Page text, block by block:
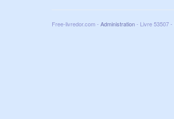
Free-livredor.com - Administration- Livre 53507 -